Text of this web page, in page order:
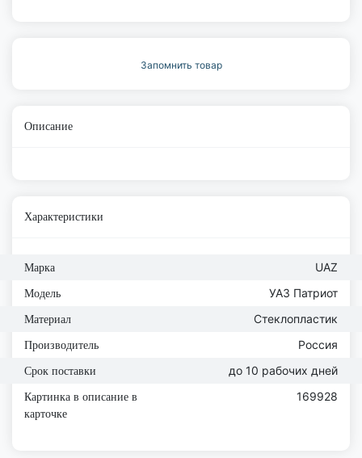
Запомнить товар
Описание
Характеристики
Марка UAZ
Модель УАЗ Патриот
Материал Стеклопластик
Производитель Россия
Срок поставки до 10 рабочих дней
Картинка в описание в
карточке
169928